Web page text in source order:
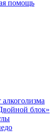
помощь
блок»